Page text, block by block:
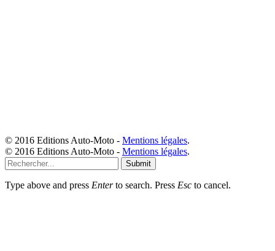
© 2016 Editions Auto-Moto - Mentions légales.
© 2016 Editions Auto-Moto - Mentions légales.
Submit
Type above and press Enterto search. Press Esc to cancel.